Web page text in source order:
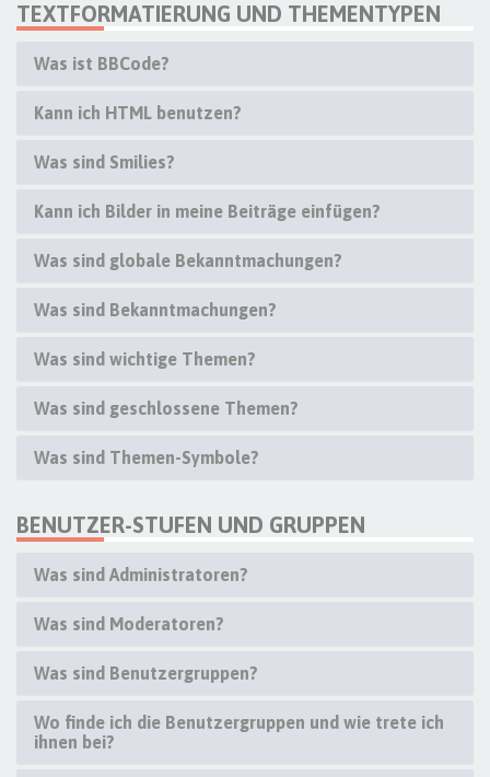
TEXTFORMATIERUNG UND THEMENTYPEN
Was ist BBCode?
Kann ich HTML benutzen?
Was sind Smilies?
Kann ich Bilder in meine Beiträge einfügen?
Was sind globale Bekanntmachungen?
Was sind Bekanntmachungen?
Was sind wichtige Themen?
Was sind geschlossene Themen?
Was sind Themen-Symbole?
BENUTZER-STUFEN UND GRUPPEN
Was sind Administratoren?
Was sind Moderatoren?
Was sind Benutzergruppen?
Wo finde ich die Benutzergruppen und wie trete ich
ihnen bei?